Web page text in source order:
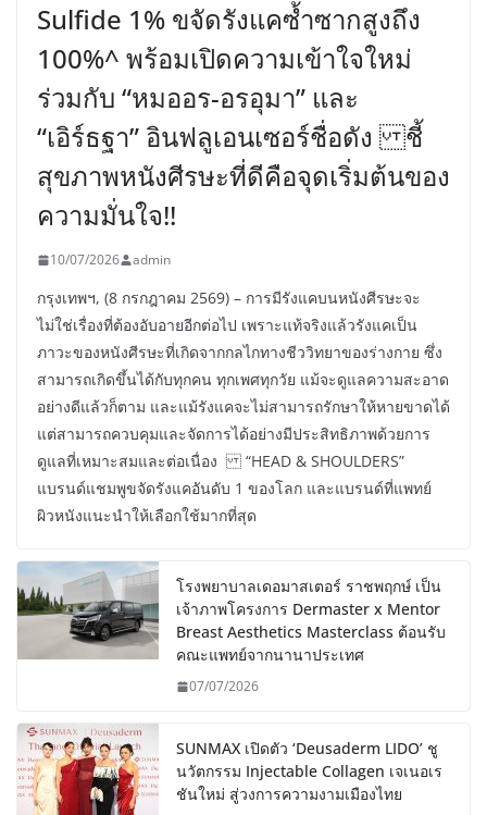
Sulfide 1% ขจัดรังแคซ้ำซากสูงถึง
100%^ พร้อมเปิดความเข้าใจใหม่
ร่วมกับ “หมออร-อรอุมา” และ
“เอิร์ธฐา” อินฟลูเอนเซอร์ชื่อดัง ชี้
สุขภาพหนังศีรษะที่ดีคือจุดเริ่มต้นของ
ความมั่นใจ!!
10/07/2026 admin
กรุงเทพฯ, (8 กรกฎาคม 2569) – การมีรังแคบนหนังศีรษะจะ
ไม่ใช่เรื่องที่ต้องอับอายอีกต่อไป เพราะแท้จริงแล้วรังแคเป็น
ภาวะของหนังศีรษะที่เกิดจากกลไกทางชีววิทยาของร่างกาย ซึ่ง
สามารถเกิดขึ้นได้กับทุกคน ทุกเพศทุกวัย แม้จะดูแลความสะอาด
อย่างดีแล้วก็ตาม และแม้รังแคจะไม่สามารถรักษาให้หายขาดได้
แต่สามารถควบคุมและจัดการได้อย่างมีประสิทธิภาพด้วยการ
ดูแลที่เหมาะสมและต่อเนื่อง “HEAD & SHOULDERS”
แบรนด์แชมพูขจัดรังแคอันดับ 1 ของโลก และแบรนด์ที่แพทย์
ผิวหนังแนะนำให้เลือกใช้มากที่สุด
โรงพยาบาลเดอมาสเตอร์ ราชพฤกษ์ เป็น
เจ้าภาพโครงการ Dermaster x Mentor
Breast Aesthetics Masterclass ต้อนรับ
คณะแพทย์จากนานาประเทศ
07/07/2026
SUNMAX เปิดตัว ‘Deusaderm LIDO’ ชู
นวัตกรรม Injectable Collagen เจเนอเร
ชันใหม่ สู่วงการความงามเมืองไทย